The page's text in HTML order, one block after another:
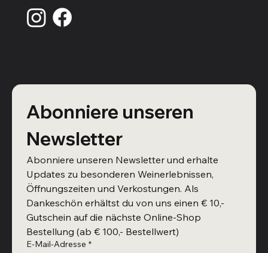
Abonniere unseren
Newsletter
Abonniere unseren Newsletter und erhalte
Updates zu besonderen Weinerlebnissen,
Öffnungszeiten und Verkostungen. Als
Dankeschön erhältst du von uns einen € 10,-
Gutschein auf die nächste Online-Shop
Bestellung (ab € 100,- Bestellwert)
E-Mail-Adresse *